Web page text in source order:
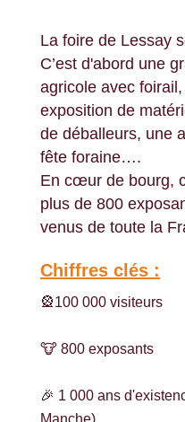
La foire de Lessay
C’est d'abord une
agricole avec
exposition de
de déballeurs, une
fête foraine….
En cœur de bourg,
plus de 800
venus de toute la
Chiffres clés :
🎡100 000 visiteurs
🐮 800 exposants
🎉 1 000 ans
Manche)